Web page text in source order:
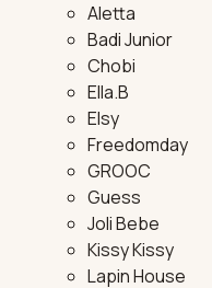
Aletta
Badi Junior
Chobi
Ella.B
Elsy
Freedomday
GROOC
Guess
Joli Bebe
Kissy Kissy
Lapin House